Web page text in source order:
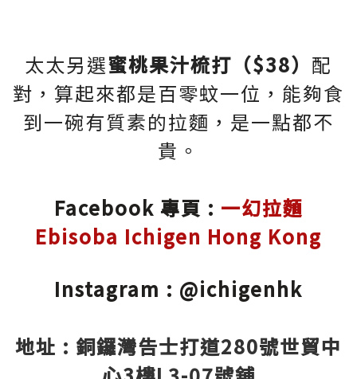
太太另選蜜桃果汁梳打（$38） 配
對，算起來都是百零蚊一位，能夠食
到一碗有質素的拉麵，是一點都不
貴。
Facebook 專頁 : 一幻拉麵
Ebisoba Ichigen Hong Kong
Instagram : @ichigenhk
地址 : 銅鑼灣告士打道280號世貿中